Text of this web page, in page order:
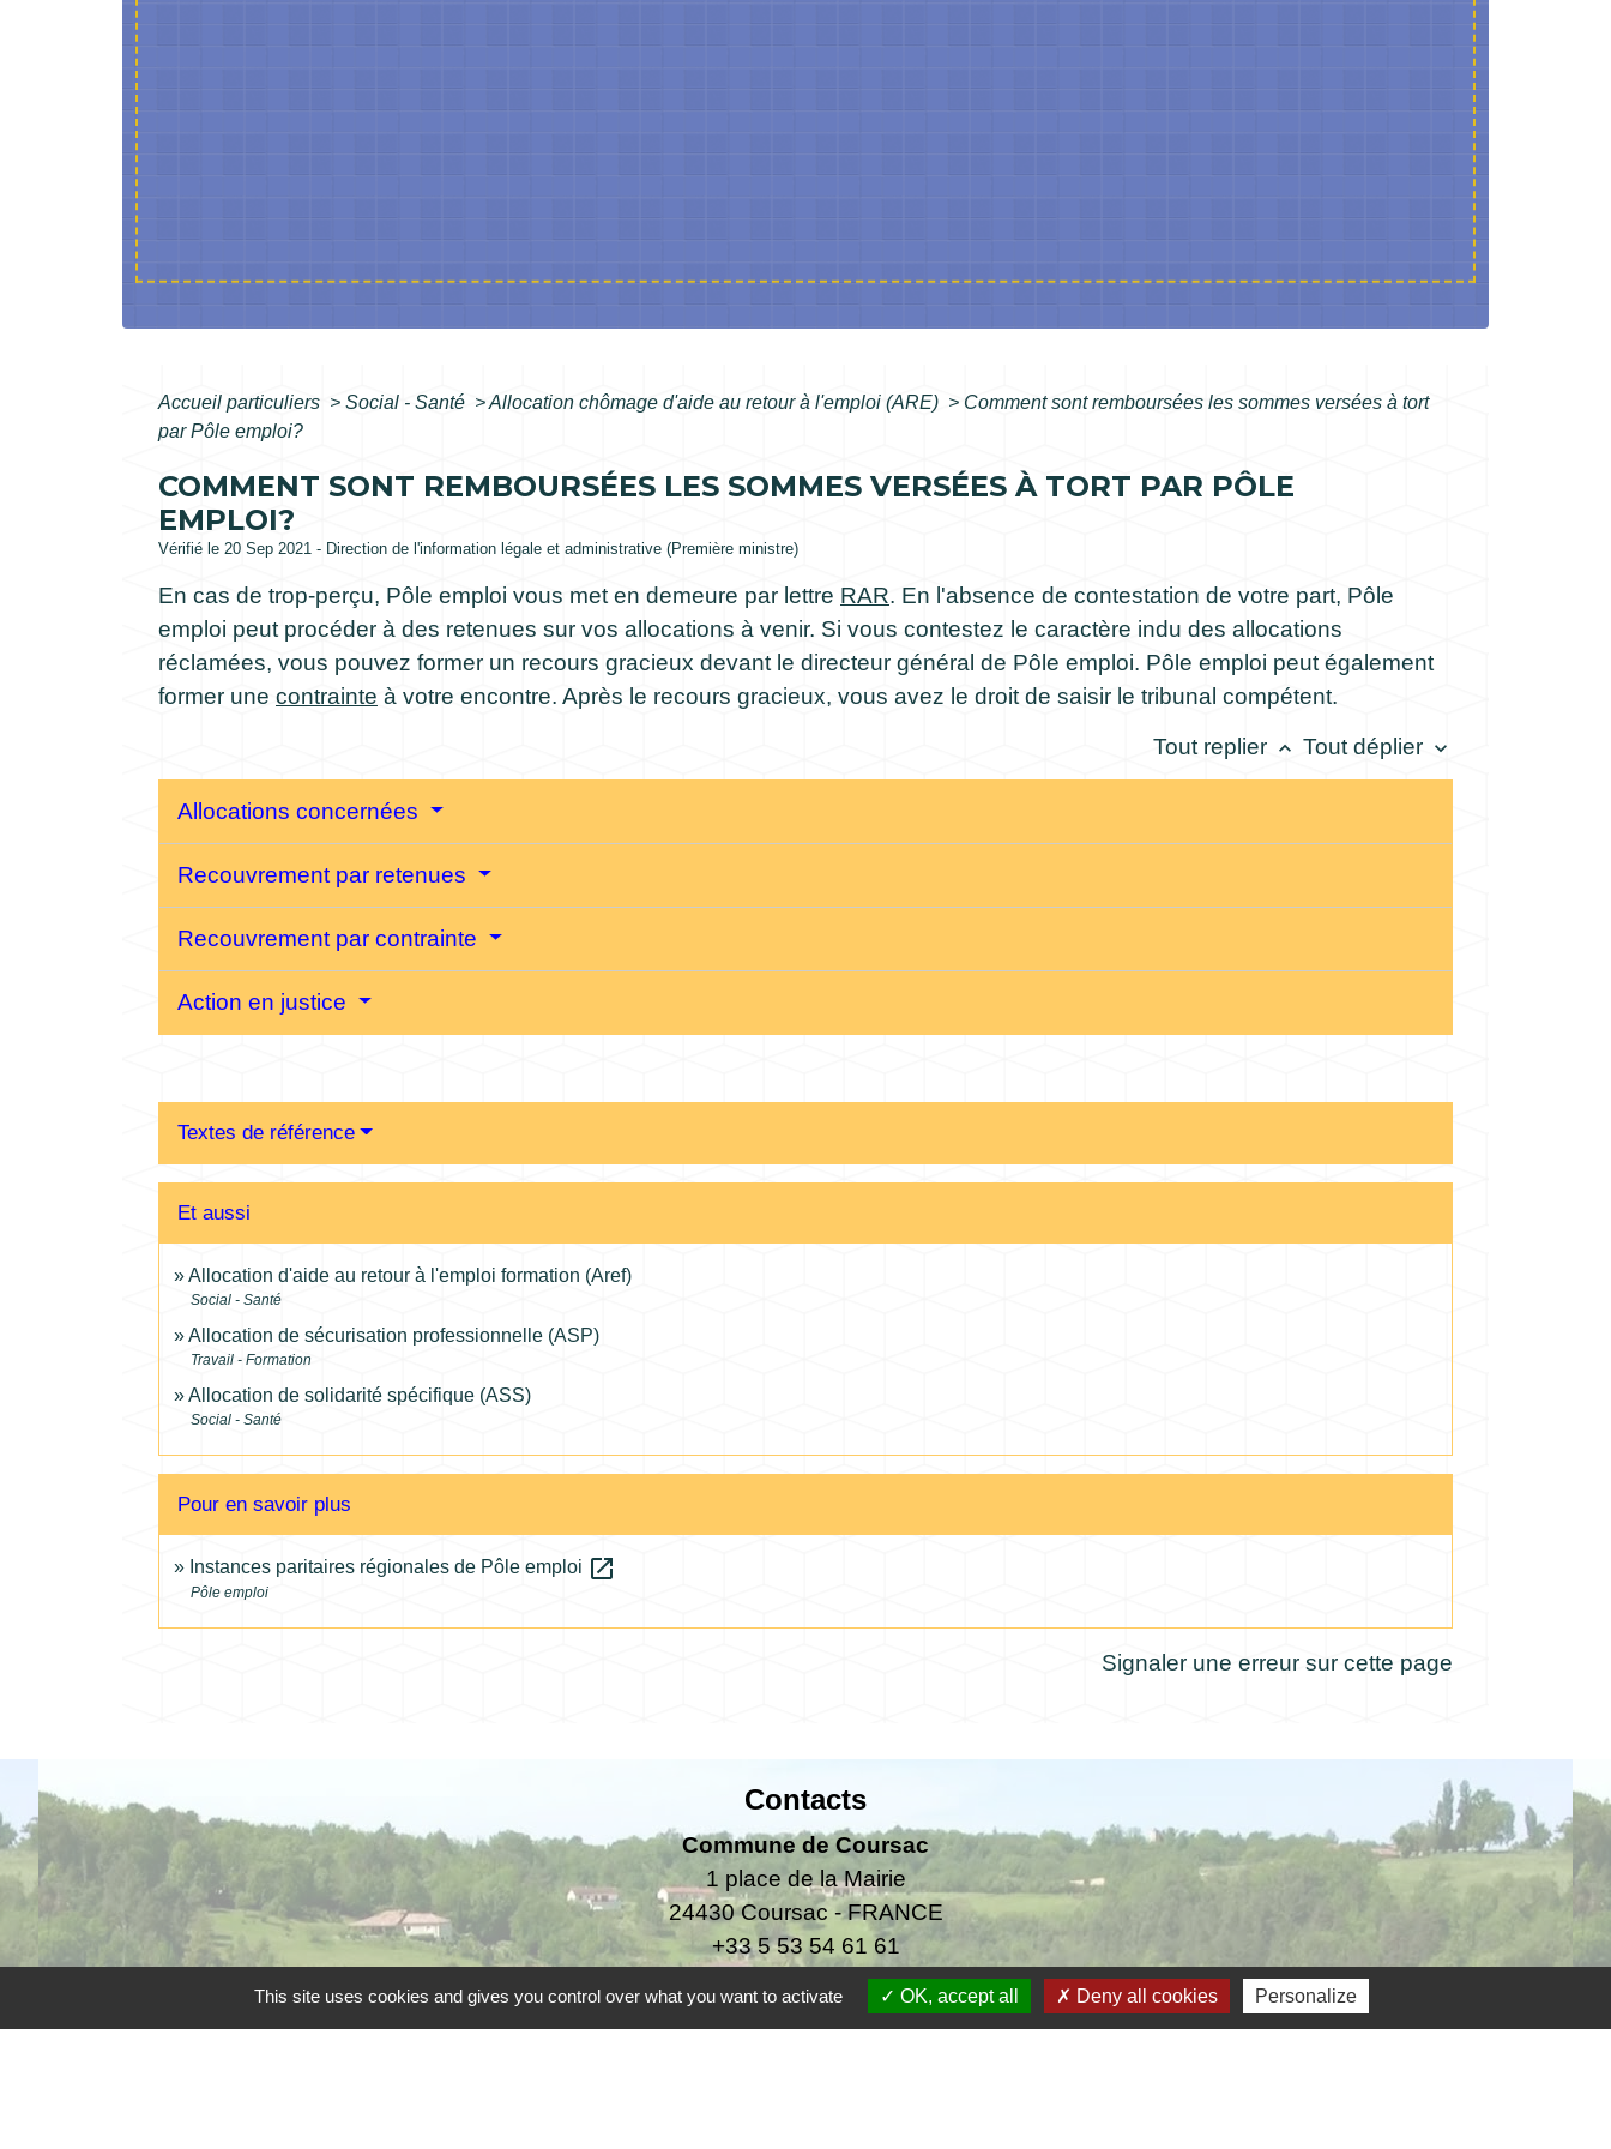
Accueil particuliers > Social - Santé >Allocation chômage d'aide au retour à l'emploi (ARE) > Comment sont remboursées les sommes versées à tort
par Pôle emploi?
COMMENT SONT REMBOURSÉES LES SOMMES VERSÉES À TORT PAR PÔLE
EMPLOI?
Vérifié le 20 Sep 2021 - Direction de l'information légale et administrative (Première ministre)
En cas de trop-perçu, Pôle emploi vous met en demeure par lettre RAR. En l'absence de contestation de votre part, Pôle
emploi peut procéder à des retenues sur vos allocations à venir. Si vous contestez le caractère indu des allocations
réclamées, vous pouvez former un recours gracieux devant le directeur général de Pôle emploi. Pôle emploi peut également
former une contrainte à votre encontre. Après le recours gracieux, vous avez le droit de saisir le tribunal compétent.
Tout replier keyboard_arrow_up Tout déplier keyboard_arrow_down
Allocations concernées
Recouvrement par retenues
Recouvrement par contrainte
Action en justice
Textes de référence
Et aussi
Allocation d'aide au retour à l'emploi formation (Aref)
Social - Santé
Allocation de sécurisation professionnelle (ASP)
Travail - Formation
Allocation de solidarité spécifique (ASS)
Social - Santé
Pour en savoir plus
Instances paritaires régionales de Pôle emploi open_in_new
Pôle emploi
Signaler une erreur sur cette page
Contacts
Commune de Coursac
1 place de la Mairie
24430 Coursac - FRANCE
+33 5 53 54 61 61
Téléphone pour les urgences uniquement en dehors des horaires d'ouverture de la mairie
This site uses cookies and gives you control over what you want to activate OK, accept all Deny all cookies Personalize